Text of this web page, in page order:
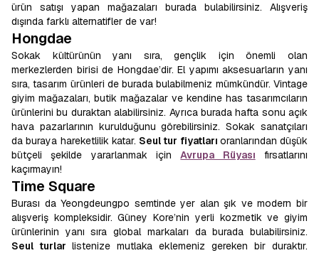
ürün satışı yapan mağazaları burada bulabilirsiniz. Alışveriş
dışında farklı alternatifler de var!
Hongdae
Sokak kültürünün yanı sıra, gençlik için önemli olan
merkezlerden birisi de Hongdae’dir. El yapımı aksesuarların yanı
sıra, tasarım ürünleri de burada bulabilmeniz mümkündür. Vintage
giyim mağazaları, butik mağazalar ve kendine has tasarımcıların
ürünlerini bu duraktan alabilirsiniz. Ayrıca burada hafta sonu açık
hava pazarlarının kurulduğunu görebilirsiniz. Sokak sanatçıları
da buraya hareketlilik katar. Seul tur fiyatları oranlarından düşük
bütçeli şekilde yararlanmak içinAvrupa Rüyası fırsatlarını
kaçırmayın!
Time Square
Burası da Yeongdeungpo semtinde yer alan şık ve modern bir
alışveriş kompleksidir. Güney Kore’nin yerli kozmetik ve giyim
ürünlerinin yanı sıra global markaları da burada bulabilirsiniz.
Seul turlar listenize mutlaka eklemeniz gereken bir duraktır.